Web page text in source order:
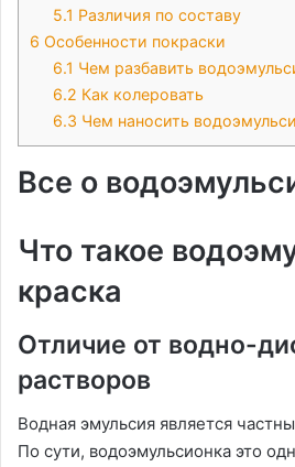
5.1 Различия по составу
6 Особенности покраски
6.1 Чем разбавить
6.2 Как колеровать
6.3 Чем наносить
Все о
Что такое
краска
Отличие от водно-
растворов
Водная эмульсия является
По сути, водоэмульсионка это